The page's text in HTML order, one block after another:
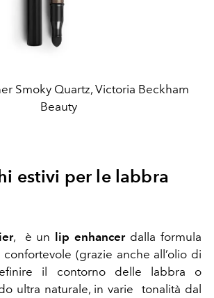
Smoky Quartz, Victoria Beckham
Beauty
estivi per le labbra
, è un lip enhancerdalla formula
(grazie anche all’olio di
il contorno delle labbra o
ultra naturale, in varie tonalità dal